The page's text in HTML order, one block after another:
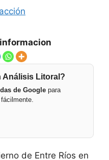
Análisis Litoral?
de Google para
de Entre Ríos en